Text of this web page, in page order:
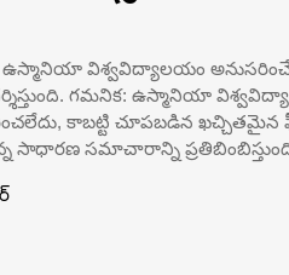
ఉస్మానియా విశ్వవిద్యాలయం
గమనిక: ఉస్మానియా
కాబట్టి చూపబడిన
సాధారణ సమాచారాన్ని